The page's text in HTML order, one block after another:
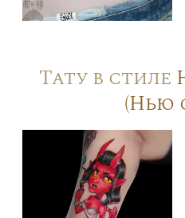
Тату в стиле
(Нью